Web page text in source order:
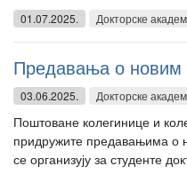
01.07.2025. Докторске
Предавања о новим
03.06.2025. Докторске
Поштоване колегинице и
придружите предавањима о
се организују за студенте